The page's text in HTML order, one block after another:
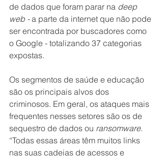
de dados que foram parar na deep
web - a parte da internet que não pode
ser encontrada por buscadores como
o Google - totalizando 37 categorias
expostas.
Os segmentos de saúde e educação
são os principais alvos dos
criminosos. Em geral, os ataques mais
frequentes nesses setores são os de
sequestro de dados ou ransomware.
“Todas essas áreas têm muitos links
nas suas cadeias de acessos e